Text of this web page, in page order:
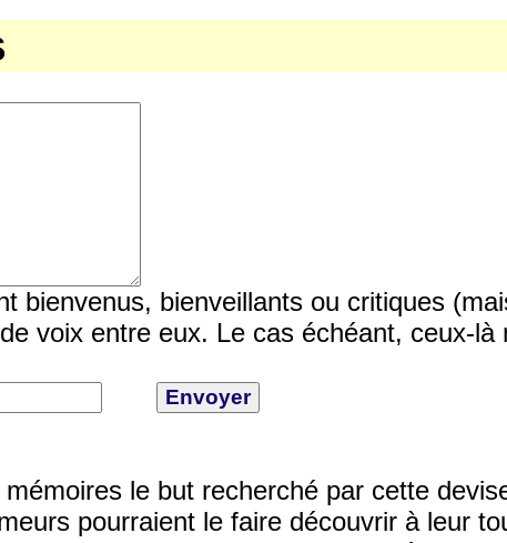
bienvenus, bienveillants ou critiques
voix entre eux. Le cas échéant, ceux-là
le but recherché par cette
pourraient le faire découvrir à leur